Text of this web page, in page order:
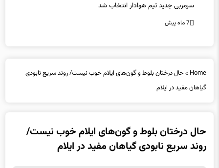
سرمربی جدید تیم هوادار انتخاب شد
7 ماه پیش
Home
»حال درختان بلوط و گون‌های ایلام خوب نیست/ روند سریع نابودی
گیاهان مفید در ایلام
حال درختان بلوط و گون‌های ایلام خوب نیست/
روند سریع نابودی گیاهان مفید در ایلام